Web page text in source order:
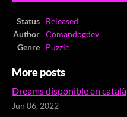
Status
Released
Author
Comandogdev
Genre
Puzzle
More posts
Dreams disponible en català
Jun 06, 2022